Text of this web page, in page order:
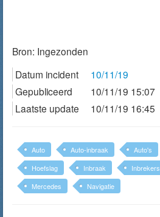
Bron: Ingezonden
Datum incident
10/11/19
Gepubliceerd
10/11/19 15:07
Laatste update
10/11/19 16:45
Auto Auto-inbraak Auto's
Hoefslag
Inbraak Inbrekers
Mercedes
Navigatie